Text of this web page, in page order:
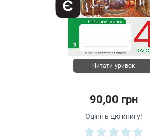
Читати уривок
90,00 грн
Оцініть цю книгу!